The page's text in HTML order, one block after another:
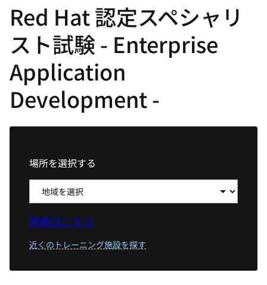
し
だ
Red Hat 認定スペシャリ
スト試験 - Enterprise
Application
Development -
場所を選択する
詳細はこちら
近くのトレーニング施設を探す